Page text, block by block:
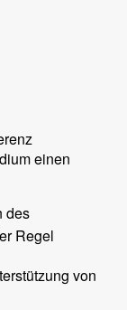
einen
des
Regel
von